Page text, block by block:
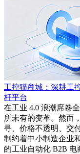
工控猫商城：深耕工
杆平台
在工业 4.0 浪潮席卷
所未有的变革。然而
寻、价格不透明、交
制约着中小制造企业
的工业自动化 B2B